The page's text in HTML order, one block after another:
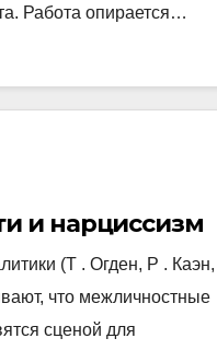
Работа опирается…
и нарциссизм
(Т . Огден, Р . Каэн,
что межличностные
сценой для